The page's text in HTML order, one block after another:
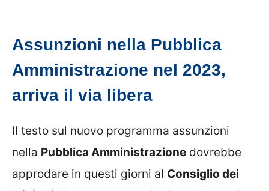
Assunzioni nella Pubblica
Amministrazione nel 2023,
arriva il via libera
Il testo sul nuovo programma assunzioni
nella Pubblica Amministrazione dovrebbe
approdare in questi giorni al Consiglio dei